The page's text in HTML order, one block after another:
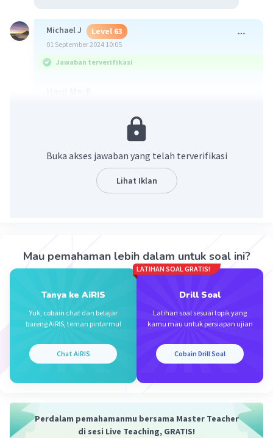
Michael J Level 63
01 September 2024 10:05
Jawaban terverifikasi
Kezia A
01 September 2024 10:10
Buka akses jawaban yang telah terverifikasi
Lihat Iklan
Mau pemahaman lebih dalam untuk soal ini?
Tanya ke AiRIS
Yuk, cobain chat dan belajar
bareng AiRIS, teman pintarmu!
Chat AiRIS
LATIHAN SOAL GRATIS!
Drill Soal
Latihan soal sesuai topik yang
kamu mau untuk persiapan ujian
Cobain Drill Soal
Perdalam pemahamanmu bersama Master Teacher
di sesi Live Teaching, GRATIS!